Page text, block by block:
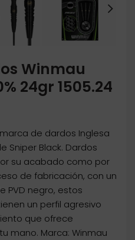
Winmau
24gr 1505.24
de dardos Inglesa
Sniper Black. Dardos
su acabado como por
de fabricación, con un
PVD negro, estos
un perfil agresivo
que ofrece
mano. Marca: Winmau